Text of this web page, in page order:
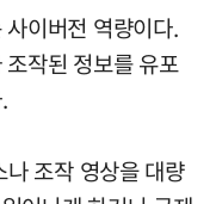
이버전 역량이다.
작된 정보를 유포
조작 영상을 대량